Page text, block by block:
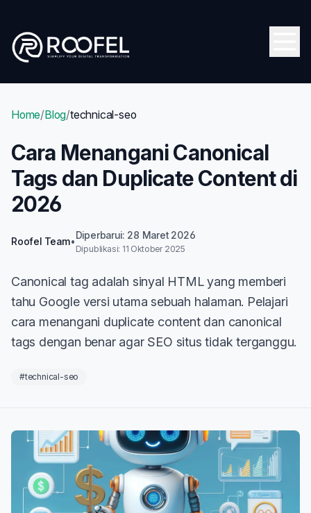
Home/Blog/technical-seo
Cara Menangani Canonical
Tags dan Duplicate Content di
2026
Roofel Team•
Diperbarui: 28 Maret 2026
Dipublikasi: 11 Oktober 2025
Canonical tag adalah sinyal HTML yang memberi
tahu Google versi utama sebuah halaman. Pelajari
cara menangani duplicate content dan canonical
tags dengan benar agar SEO situs tidak terganggu.
#technical-seo